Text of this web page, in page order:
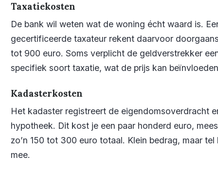
Taxatiekosten
De bank wil weten wat de woning écht waard is.
gecertificeerde taxateur rekent daarvoor
tot 900 euro. Soms verplicht de geldverstrekker
specifiek soort taxatie, wat de prijs kan
Kadasterkosten
Het kadaster registreert de eigendomsoverdracht
hypotheek. Dit kost je een paar honderd euro,
zo’n 150 tot 300 euro totaal. Klein bedrag, maar tel
mee.